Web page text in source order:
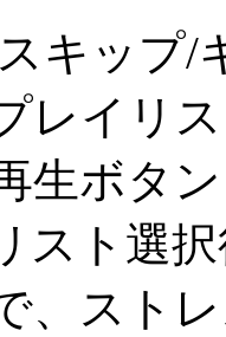
キップ/
レイリ
生ボタ
スト選
、スト